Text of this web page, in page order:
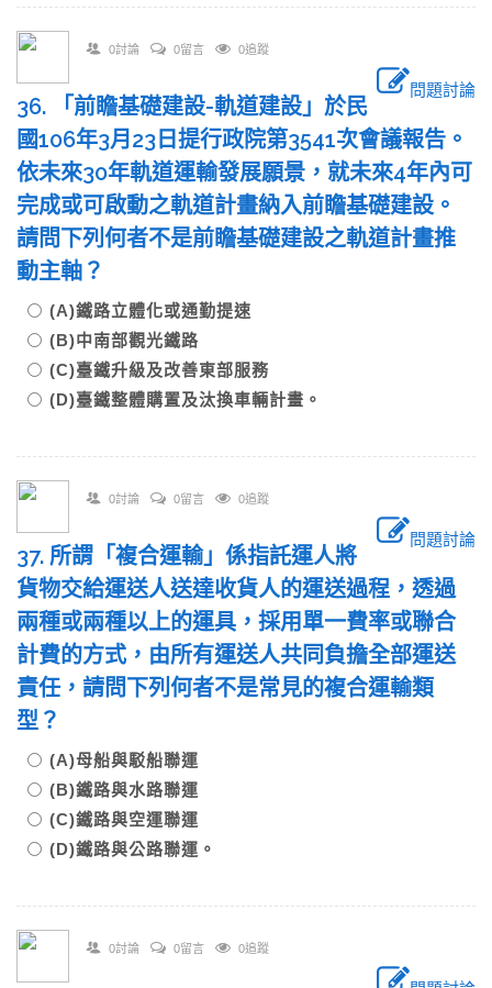
0討論 0留言 0追蹤
問題討論
36. 「前瞻基礎建設-軌道建設」於民
國106年3月23日提行政院第3541次會議報告。
依未來30年軌道運輸發展願景，就未來4年內可
完成或可啟動之軌道計畫納入前瞻基礎建設。
請問下列何者不是前瞻基礎建設之軌道計畫推
動主軸？
(A)鐵路立體化或通勤提速
(B)中南部觀光鐵路
(C)臺鐵升級及改善東部服務
(D)臺鐵整體購置及汰換車輛計畫。
0討論 0留言 0追蹤
問題討論
37. 所謂「複合運輸」係指託運人將
貨物交給運送人送達收貨人的運送過程，透過
兩種或兩種以上的運具，採用單一費率或聯合
計費的方式，由所有運送人共同負擔全部運送
責任，請問下列何者不是常見的複合運輸類
型？
(A)母船與駁船聯運
(B)鐵路與水路聯運
(C)鐵路與空運聯運
(D)鐵路與公路聯運。
0討論 0留言 0追蹤